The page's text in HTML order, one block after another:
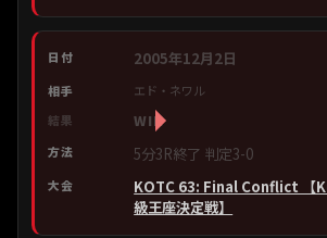
2005年12月2日
エド・ネワル
WIN
5分3R終了 判定3-0
KOTC 63: Final Conflict 【
級王座決定戦】